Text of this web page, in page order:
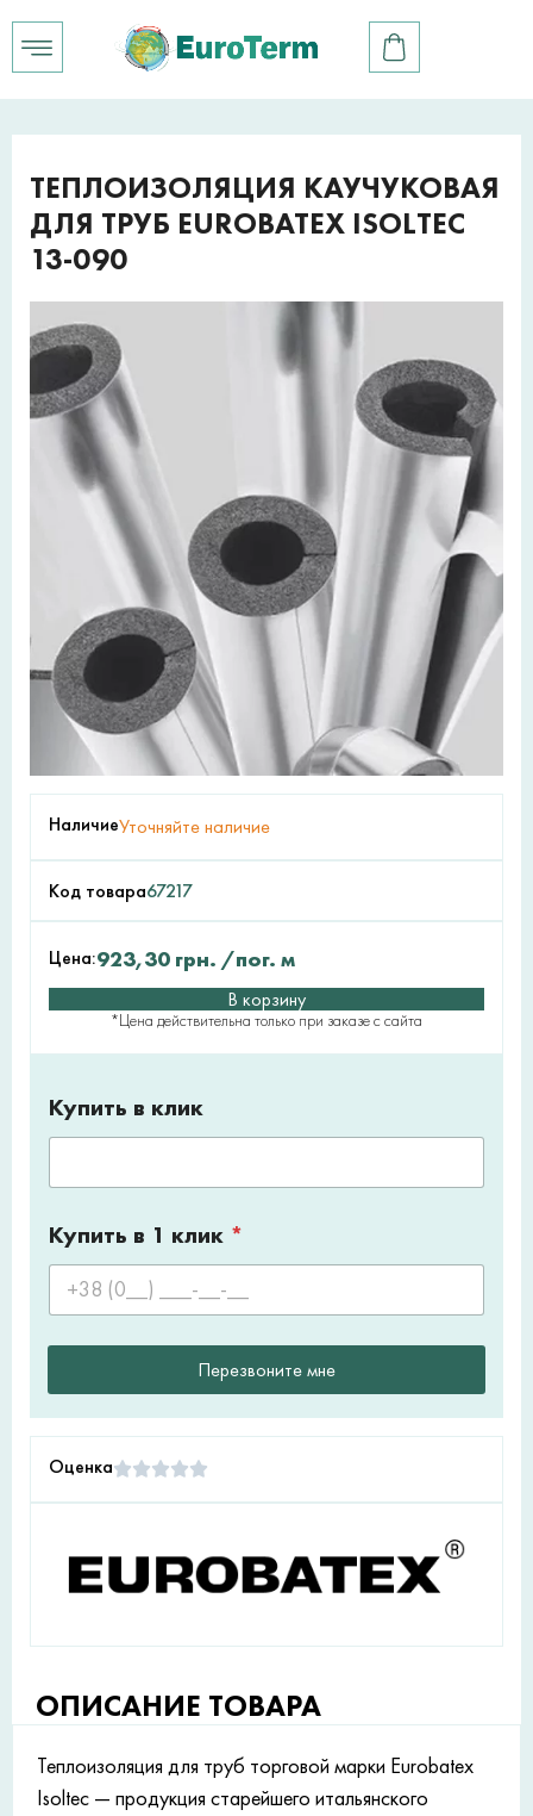
ТЕПЛОИЗОЛЯЦИЯ КАУЧУКОВАЯ
ДЛЯ ТРУБ EUROBATEX ISOLTEC
13-090
НаличиеУточняйте наличие
Код товара67217
Цена:923,30 грн. /пог. м
В корзину
*Цена действительна только при заказе с сайта
Купить в клик
Купить в 1 клик *
Перезвоните мне
Оценка
ОПИСАНИЕ ТОВАРА
Теплоизоляция для труб торговой марки Eurobatex
Isoltec — продукция старейшего итальянского